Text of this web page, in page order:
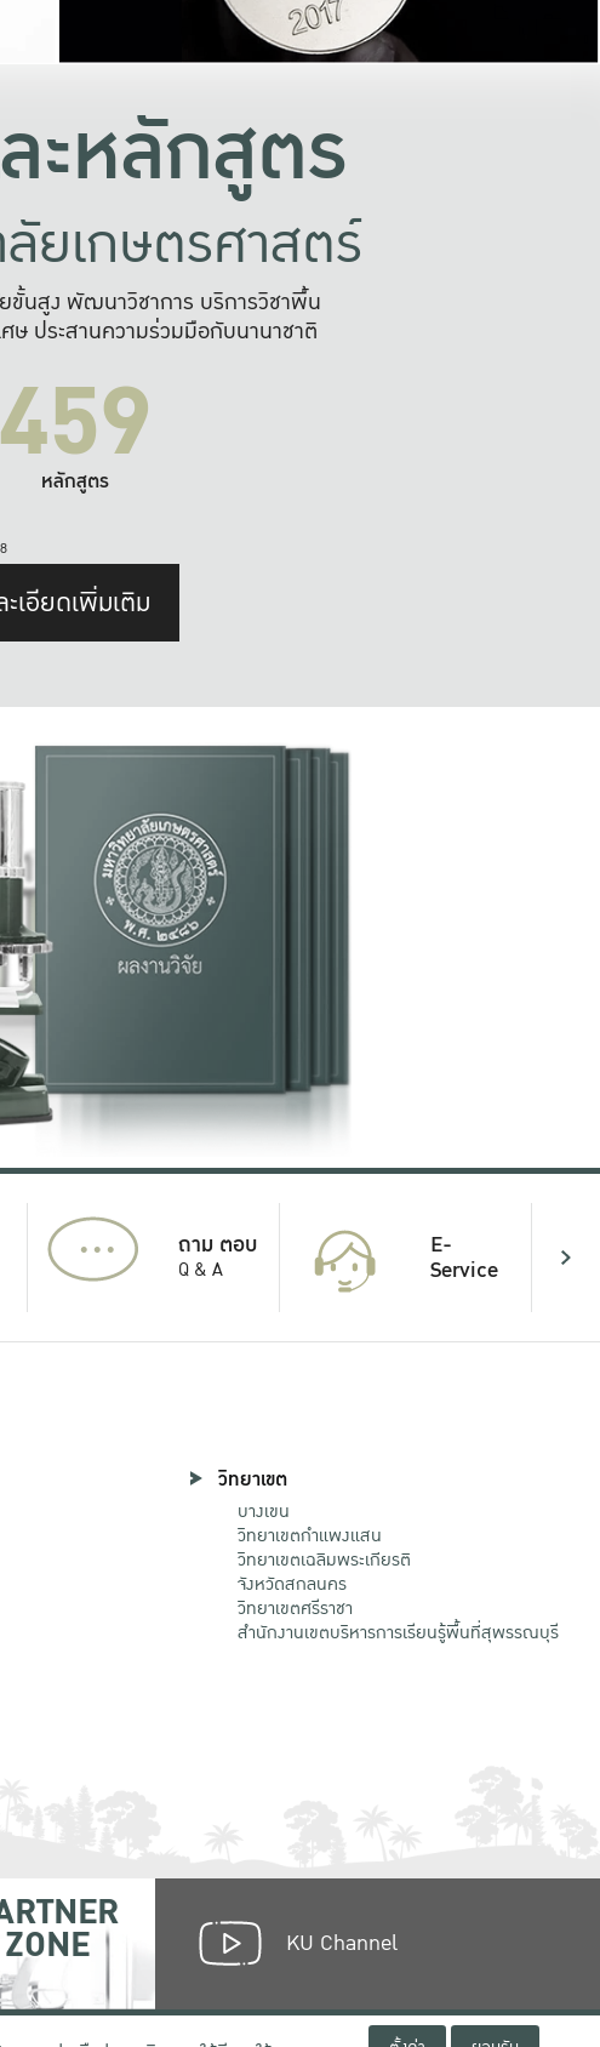
ะหลักสูตร
ยเกษตรศาสตร์
นสูง พัฒนาวิชาการ บริการวิชาพื้น
ษ ประสานความร่วมมือกับนานาชาติ
459
หลักสูตร
เอียดเพิ่มเติม
... ถาม ตอบ
Q & A
E-
Service
วิทยาเขต
บางเขน
วิทยาเขตกําแพงแสน
วิทยาเขตเฉลิมพระเกียรติ
จังหวัดสกลนคร
วิทยาเขตศรีราชา
สำนักงานเขตบริหารการเรียนรู้พื้นที่สุพรรณบุรี
ZONE KU Channel